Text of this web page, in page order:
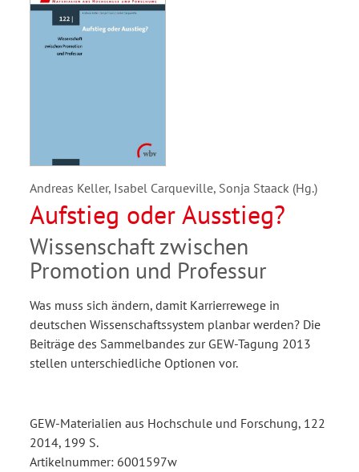
Andreas Keller, Isabel Carqueville, Sonja Staack (Hg.)
Aufstieg oder Ausstieg?
Wissenschaft zwischen
Promotion und Professur
Was muss sich ändern, damit Karrierrewege in
deutschen Wissenschaftssystem planbar werden? Die
Beiträge des Sammelbandes zur GEW-Tagung 2013
stellen unterschiedliche Optionen vor.
GEW-Materialien aus Hochschule und Forschung, 122
2014, 199 S.
Artikelnummer: 6001597w